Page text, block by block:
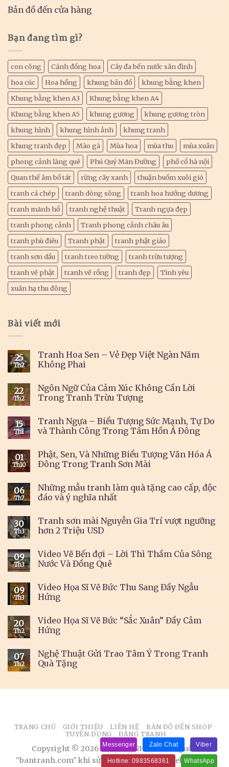
Bản đồ đến cửa hàng
Bạn đang tìm gì?
con công Cánh đồng hoa
Cây đa bến nước sân đình
hoa cúc
Hoa hồng khung bản đồ
khung bằng khen
Khung bằng khen A3
Khung bằng khen A4
Khung bằng khen A5
khung gương
khung gương tròn
khung hình
khung hình ảnh
khung tranh
khung tranh đẹp
Mào gà Mùa hoa mùa thu
mùa xuân
phong cảnh làng quê
Phú Quý Mãn Đường
phố cổ hà nội
Quan thế âm bồ tát
rừng cây xanh
thuận buồm xuôi gió
tranh cá chép
tranh dòng sông
tranh hoa hướng dương
tranh mãnh hổ
tranh nghệ thuật
Tranh ngựa đẹp
tranh phong cảnh
Tranh phong cảnh châu âu
tranh phù điêu
Tranh phật
tranh phật giáo
tranh sơn dầu
tranh treo tường
tranh trừu tượng
tranh vẽ phật
tranh vẽ rồng tranh đẹp
Tình yêu
xuân hạ thu đông
Bài viết mới
25
Th2
Tranh Hoa Sen – Vẻ Đẹp Việt Ngàn Năm
Không Phai
22
Th2
Ngôn Ngữ Của Cảm Xúc Không Cần Lời
Trong Tranh Trừu Tượng
15
Th1
Tranh Ngựa – Biểu Tượng Sức Mạnh, Tự Do
và Thành Công Trong Tâm Hồn Á Đông
01
Th10
Phật, Sen, Và Những Biểu Tượng Văn Hóa Á
Đông Trong Tranh Sơn Mài
06
Th7
Những mẫu tranh làm quà tặng cao cấp, độc
đáo và ý nghĩa nhất
30
Th3
Tranh sơn mài Nguyễn Gia Trí vượt ngưỡng
hơn 2 Triệu USD
09
Th3
Video Vẽ Bến đợi – Lời Thì Thầm Của Sông
Nước Và Đồng Quê
09
Th3
Video Họa Sĩ Vẽ Bức Thu Sang Đầy Ngẫu
Hứng
20
Th2
Video Họa Sĩ Vẽ Bức “Sắc Xuân” Đầy Cảm
Hứng
07
Th2
Nghệ Thuật Gửi Trao Tâm Ý Trong Tranh
Quà Tặng
TRANG CHỦ GIỚI THIỆU LIÊN HỆ
BẢN ĐỒ ĐẾN SHOP
TUYỂN DỤNG
ĐĂNG TRANH
Copyright © 2026 BÁN TRANH. Ghi rõ nguồn
"bantranh.com" khi sử dụng thông tin từ website này
Viber
Zalo Chat
Messenger
WhatsApp
Hotline: 0983568361